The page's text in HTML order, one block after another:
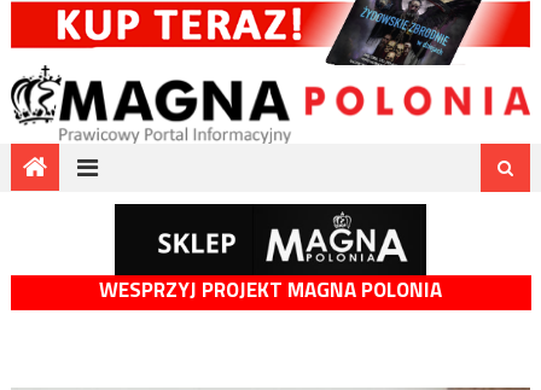
WESPRZYJ PROJEKT MAGNA POLONIA